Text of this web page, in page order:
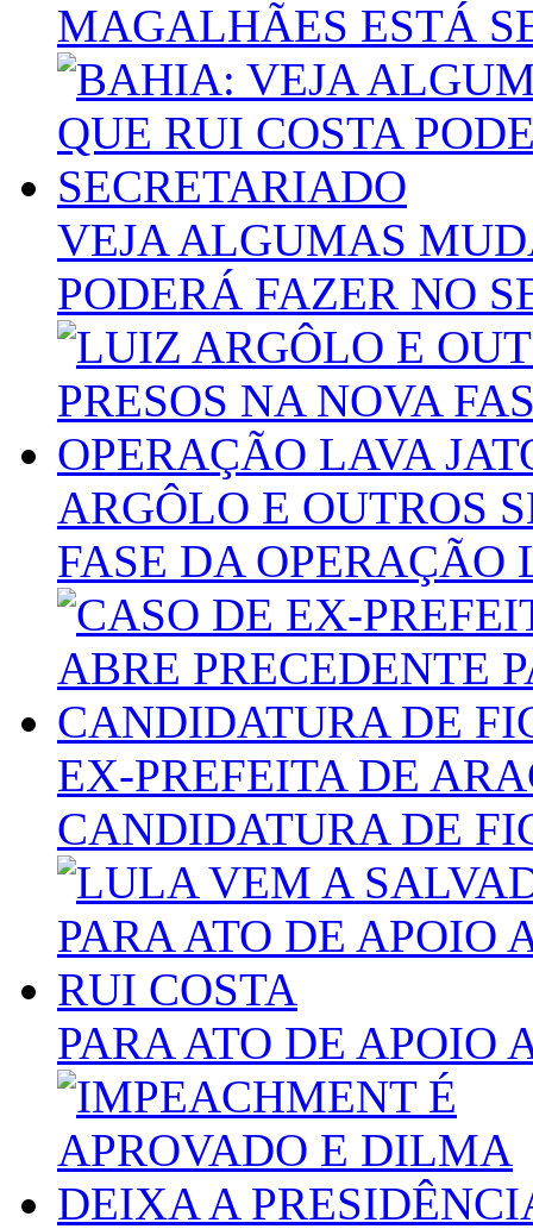
MAGALHÃES ESTÁ
VEJA ALGUMAS
PODERÁ FAZER NO
ARGÔLO E OUTROS
FASE DA OPERAÇÃO
EX-PREFEITA DE
CANDIDATURA DE
PARA ATO DE APOIO